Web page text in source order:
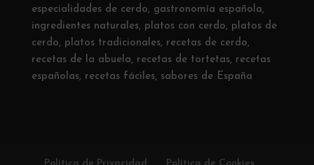
especialidades de cerdo, gastronomía española,
ingredientes naturales, platos con cerdo, platos de
cerdo, platos tradicionales, recetas de cerdo,
recetas de la abuela, recetas de tortetas, recetas
españolas, recetas fáciles, sabores de España